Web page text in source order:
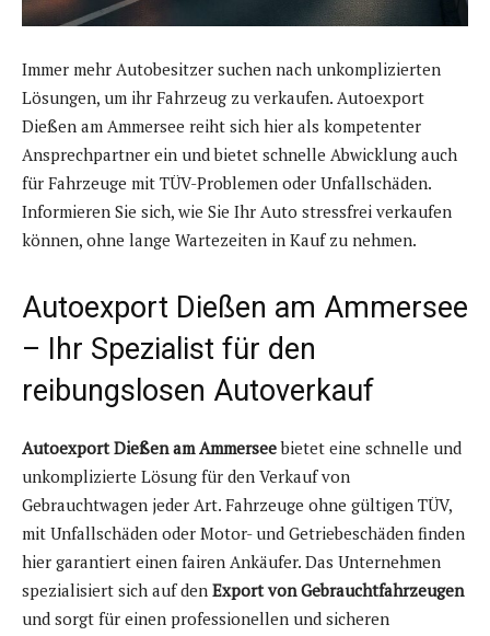
Immer mehr Autobesitzer suchen nach unkomplizierten
Lösungen, um ihr Fahrzeug zu verkaufen. Autoexport
Dießen am Ammersee reiht sich hier als kompetenter
Ansprechpartner ein und bietet schnelle Abwicklung auch
für Fahrzeuge mit TÜV-Problemen oder Unfallschäden.
Informieren Sie sich, wie Sie Ihr Auto stressfrei verkaufen
können, ohne lange Wartezeiten in Kauf zu nehmen.
Autoexport Dießen am Ammersee
– Ihr Spezialist für den
reibungslosen Autoverkauf
Autoexport Dießen am Ammerseebietet eine schnelle und
unkomplizierte Lösung für den Verkauf von
Gebrauchtwagen jeder Art. Fahrzeuge ohne gültigen TÜV,
mit Unfallschäden oder Motor- und Getriebeschäden finden
hier garantiert einen fairen Ankäufer. Das Unternehmen
spezialisiert sich auf den Export von Gebrauchtfahrzeugen
und sorgt für einen professionellen und sicheren